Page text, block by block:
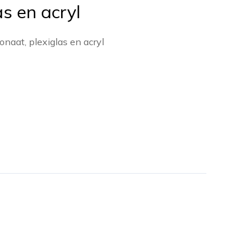
en acryl
plexiglas en acryl